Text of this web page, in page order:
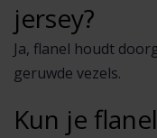
jersey?
Ja, flanel houdt
geruwde vezels.
Kun je